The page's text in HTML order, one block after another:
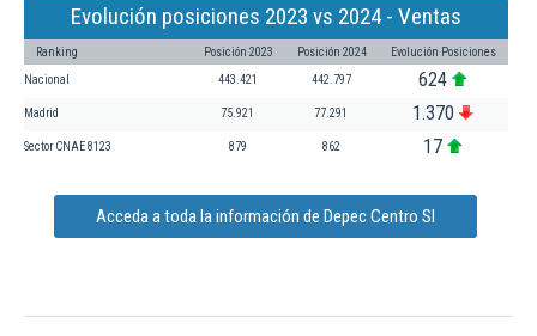
Evolución posiciones 2023 vs 2024 - Ventas
Ranking Posición 2023 Posición 2024 Evolución Posiciones
Nacional 443.421 442.797 624
Madrid 75.921 77.291 1.370
Sector CNAE 8123 879 862 17
Acceda a toda la información de Depec Centro Sl